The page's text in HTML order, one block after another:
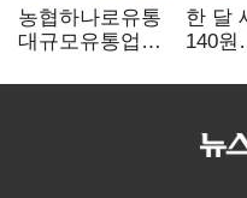
농협하나로유통
대규모유통업법
공정위, 과징금
한 달
140원
엔저'